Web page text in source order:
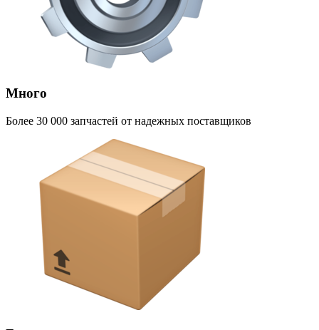
Много
Более 30 000 запчастей от надежных поставщиков